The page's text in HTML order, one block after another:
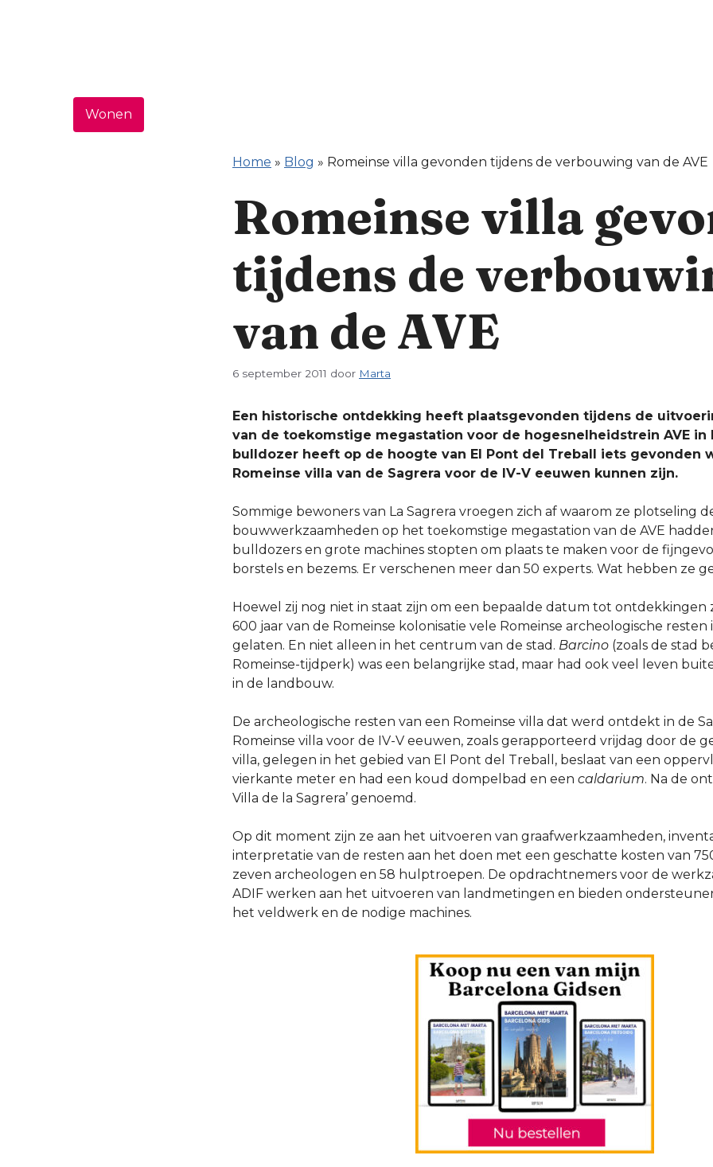
Wonen
Home » Blog » Romeinse villa gevonden tijdens de verbouwing van de AVE
Romeinse villa
tijdens de
van de AVE
6 september 2011 door Marta
Een historische ontdekking heeft plaatsgevonden tijdens de
van de toekomstige megastation voor de hogesnelheidstrein AVE in
bulldozer heeft op de hoogte van El Pont del Treball iets gevonden
Romeinse villa van de Sagrera voor de IV-V eeuwen kunnen zijn.
Sommige bewoners van La Sagrera vroegen zich af waarom ze plotseling
bouwwerkzaamheden op het toekomstige megastation van de AVE
bulldozers en grote machines stopten om plaats te maken voor de
borstels en bezems. Er verschenen meer dan 50 experts. Wat hebben ze
Hoewel zij nog niet in staat zijn om een bepaalde datum tot ontdekkingen
600 jaar van de Romeinse kolonisatie vele Romeinse archeologische
gelaten. En niet alleen in het centrum van de stad. Barcino (zoals de stad
Romeinse-tijdperk) was een belangrijke stad, maar had ook veel leven
in de landbouw.
De archeologische resten van een Romeinse villa dat werd ontdekt in de
Romeinse villa voor de IV-V eeuwen, zoals gerapporteerd vrijdag door de
villa, gelegen in het gebied van El Pont del Treball, beslaat van een
vierkante meter en had een koud dompelbad en een caldarium. Na de
Villa de la Sagrera’ genoemd.
Op dit moment zijn ze aan het uitvoeren van graafwerkzaamheden,
interpretatie van de resten aan het doen met een geschatte kosten van
zeven archeologen en 58 hulptroepen. De opdrachtnemers voor de
ADIF werken aan het uitvoeren van landmetingen en bieden
het veldwerk en de nodige machines.